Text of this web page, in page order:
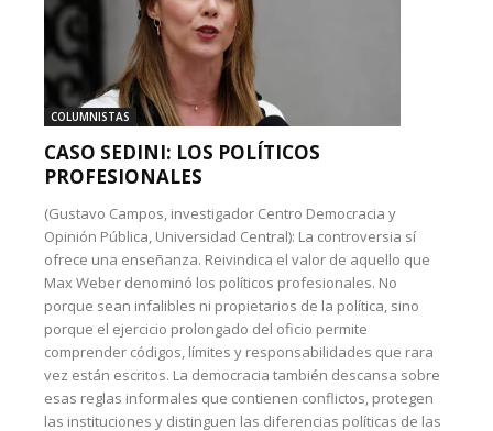
COLUMNISTAS
CASO SEDINI: LOS POLÍTICOS
PROFESIONALES
(Gustavo Campos, investigador Centro Democracia y
Opinión Pública, Universidad Central): La controversia sí
ofrece una enseñanza. Reivindica el valor de aquello que
Max Weber denominó los políticos profesionales. No
porque sean infalibles ni propietarios de la política, sino
porque el ejercicio prolongado del oficio permite
comprender códigos, límites y responsabilidades que rara
vez están escritos. La democracia también descansa sobre
esas reglas informales que contienen conflictos, protegen
las instituciones y distinguen las diferencias políticas de las